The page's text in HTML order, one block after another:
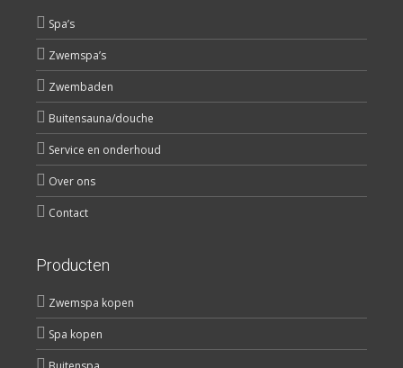
Spa’s
Zwemspa’s
Zwembaden
Buitensauna/douche
Service en onderhoud
Over ons
Contact
Producten
Zwemspa kopen
Spa kopen